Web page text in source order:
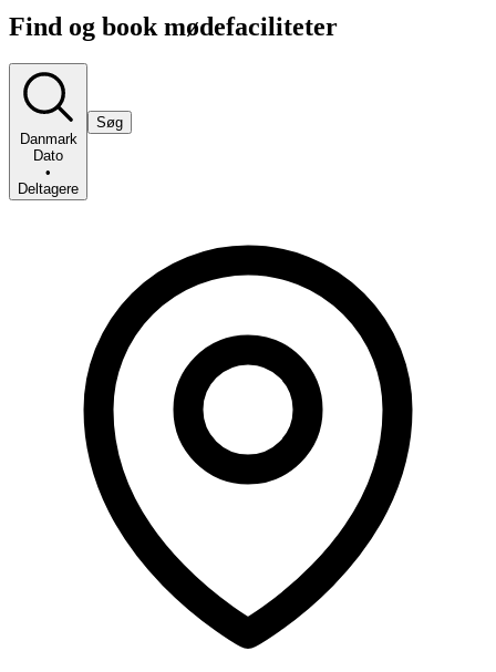
Find og book mødefaciliteter
Danmark
Dato
•
Deltagere
Søg